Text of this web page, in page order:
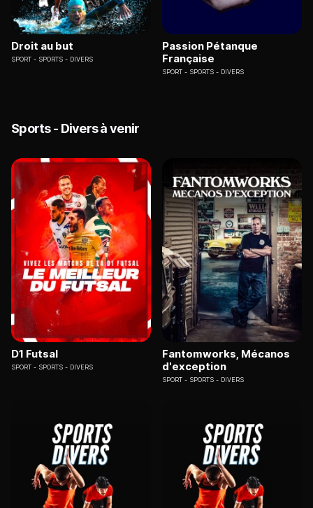
Droit au but
SPORT SPORTS - DIVERS
Passion Pétanque
Française
SPORT SPORTS - DIVERS
Sports - Divers à venir
D1 Futsal
SPORT SPORTS - DIVERS
Fantomworks, Mécanos
d'exception
SPORT SPORTS - DIVERS